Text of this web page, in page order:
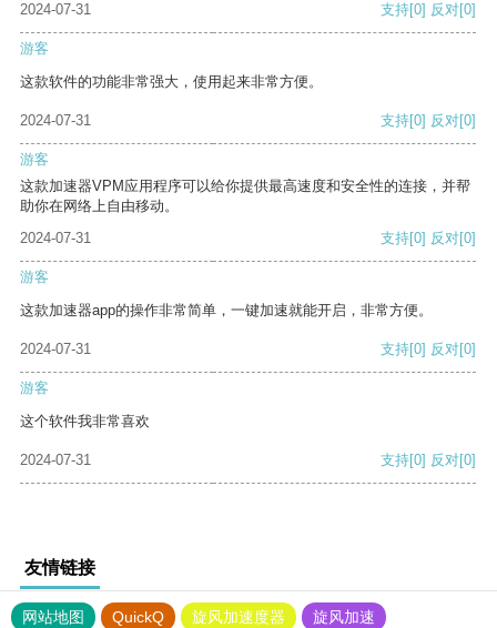
2024-07-31 支持[0] 反对[0]
游客
这款软件的功能非常强大，使用起来非常方便。
2024-07-31 支持[0] 反对[0]
游客
这款加速器VPM应用程序可以给你提供最高速度和安全性的连接，并帮
助你在网络上自由移动。
2024-07-31
支持[0] 反对[0]
游客
这款加速器app的操作非常简单，一键加速就能开启，非常方便。
2024-07-31 支持[0] 反对[0]
游客
这个软件我非常喜欢
2024-07-31 支持[0] 反对[0]
友情链接
网站地图 QuickQ 旋风加速度器
旋风加速